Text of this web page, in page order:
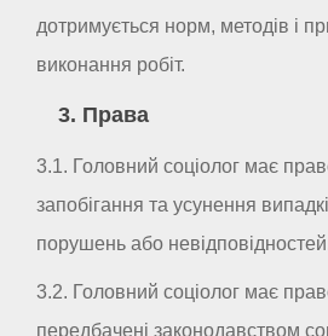
дотримується норм, методів і
виконання робіт.
3. Права
3.1. Головний соціолог має
запобігання та усунення
порушень або
3.2. Головний соціолог має
передбачені законодавством